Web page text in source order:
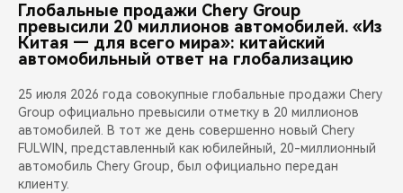
Глобальные продажи Chery Group
превысили 20 миллионов автомобилей. «Из
Китая — для всего мира»: китайский
автомобильный ответ на глобализацию
25 июля 2026 года совокупные глобальные продажи Chery
Group официально превысили отметку в 20 миллионов
автомобилей. В тот же день совершенно новый Chery
FULWIN, представленный как юбилейный, 20-миллионный
автомобиль Chery Group, был официально передан
клиенту.